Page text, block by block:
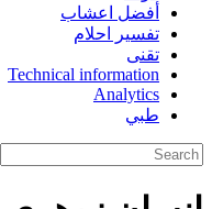
أفضل اعشاب
تفسير احلام
تقنى
Technical information
Analytics
طبي